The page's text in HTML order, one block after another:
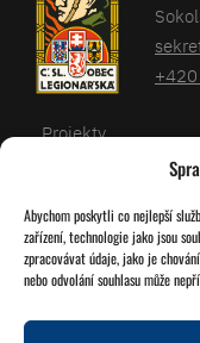
Abychom poskytli co nejlepší
zařízení, technologie jako jsou
zpracovávat údaje, jako je
nebo odvolání souhlasu může
Projekty
Kalendář
O nás